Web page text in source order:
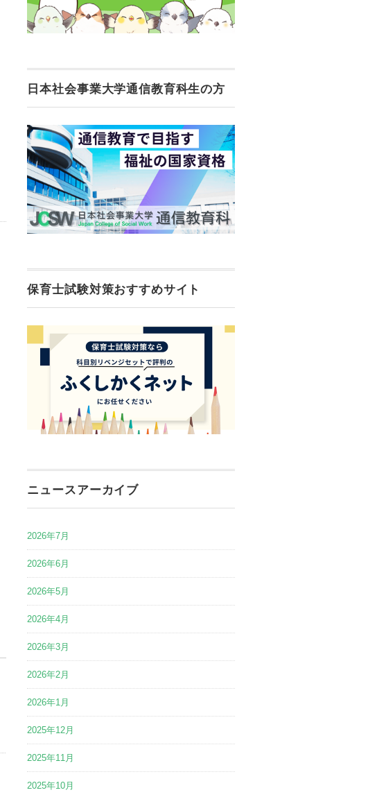
日本社会事業大学通信教育科生の方
保育士試験対策おすすめサイト
ニュースアーカイブ
2026年7月
2026年6月
2026年5月
2026年4月
2026年3月
2026年2月
2026年1月
2025年12月
2025年11月
2025年10月